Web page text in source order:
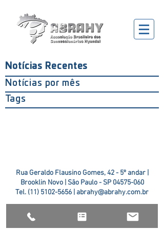
Notícias Recentes
Notícias por mês
Tags
Rua Geraldo Flausino Gomes, 42 - 5º andar |
Brooklin Novo | São Paulo - SP 04575-060
Tel. (11) 5102-5656 abrahy@abrahy.com.br
©2018 ABRAHY. criado pela TR2 Art + Design